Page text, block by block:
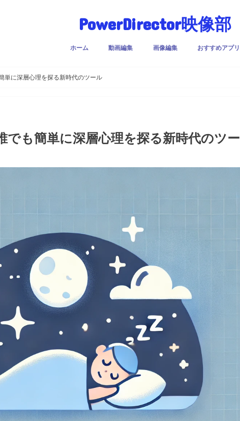
PowerDirector映像部
ホーム 動画編集 画像編集 おすすめアプリ
単に深層心理を探る新時代のツール
でも簡単に深層心理を探る新時代のツー